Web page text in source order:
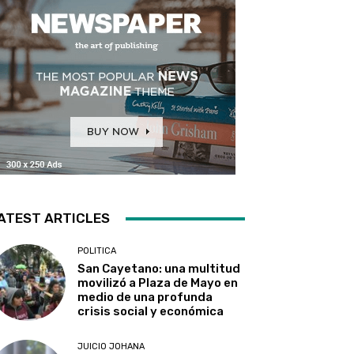
ARTICLES
POLITICA
San Cayetano: una multitud
movilizó a Plaza de Mayo en
medio de una profunda
crisis social y económica
JUICIO JOHANA